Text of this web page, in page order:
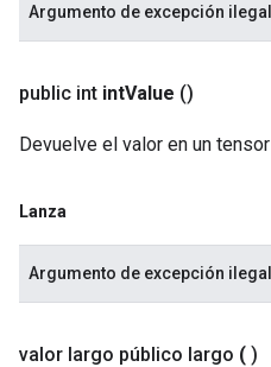
Argumento de excepción ilegal
public int intValue ()
Devuelve el valor en un tensor
Lanza
Argumento de excepción ilegal
valor largo público largo ( )